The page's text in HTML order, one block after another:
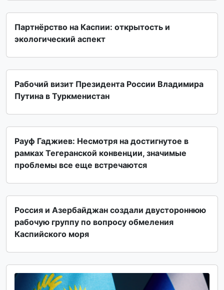
Партнёрство на Каспии: открытость и
экологический аспект
Рабочий визит Президента России Владимира
Путина в Туркменистан
Рауф Гаджиев: Несмотря на достигнутое в
рамках Тегеранской конвенции, значимые
проблемы все еще встречаются
Россия и Азербайджан создали двустороннюю
рабочую группу по вопросу обмеления
Каспийского моря